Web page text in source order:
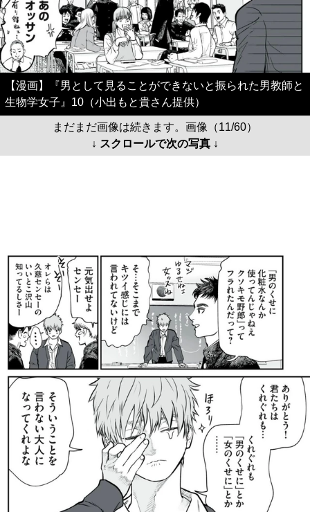
【漫画】『男として見ることができないと振られた男教師と
生物学女子』10（小出もと貴さん提供）
まだまだ画像は続きます。画像（11/60）
↓ スクロールで次の写真 ↓